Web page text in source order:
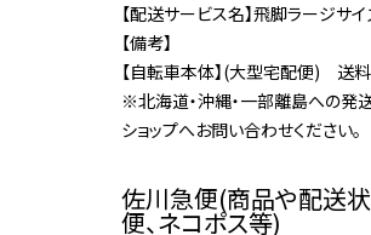
【配送サービス名】飛脚ラージサ
【備考】
【自転車本体】(大型宅配便) 送
※北海道・沖縄・一部離島への発
ショップへお問い合わせください。
佐川急便(商品や配送
便、ネコポス等)